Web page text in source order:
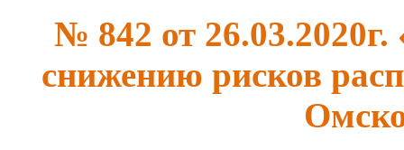
№ 842 от
снижению рисков